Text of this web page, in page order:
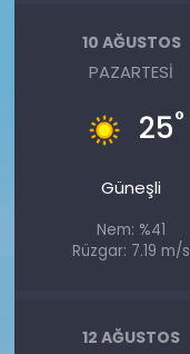
10 AĞUSTOS
PAZARTESI
25°
Güneşli
Nem: %41
Rüzgar: 7.19 m/s
12 AĞUSTOS